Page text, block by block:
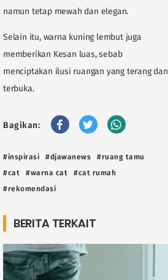
namun tetap mewah dan elegan.
Selain itu, warna kuning lembut juga
memberikan Kesan luas, sebab
menciptakan ilusi ruangan yang terang dan
terbuka.
Bagikan:
#inspirasi #djawanews
#ruang tamu
#cat
#warna cat
#cat rumah
#rekomendasi
BERITA TERKAIT